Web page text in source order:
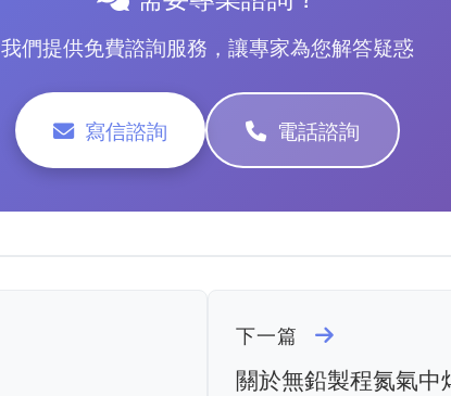
我們提供免費諮詢服務，讓專家為您解答疑惑
寫信諮詢 電話諮詢
下一篇
關於無鉛製程氮氣中